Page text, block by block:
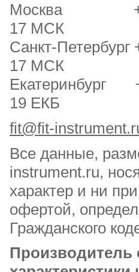
Москва +7
17 МСК
Санкт-
17 МСК
Екатеринбург
19 ЕКБ
fit@fit-
Все данные,
instrument.ru,
характер и ни
офертой,
Гражданского
Производитель